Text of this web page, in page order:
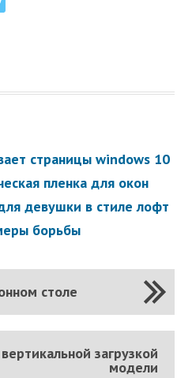
страницы windows 10
пленка для окон
девушки в стиле лофт
борьбы
столе
загрузкой
модели